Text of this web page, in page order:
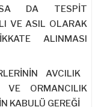
DA TESPİT
VE ASIL OLARAK
ALINMASI
AVCILIK
VE ORMANCILIK
KABULÜ GEREĞİ